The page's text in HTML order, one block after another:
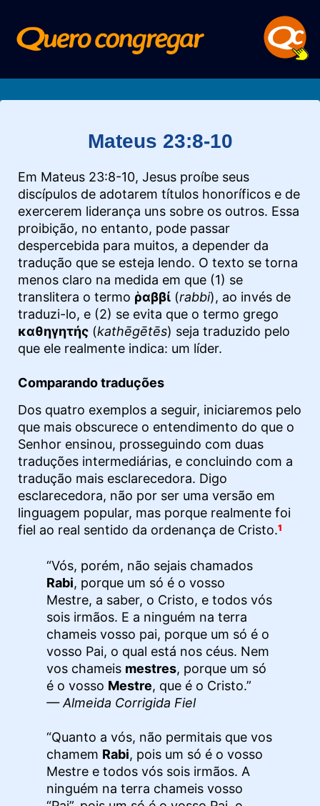
Mateus 23:8-10
Em Mateus 23:8-10, Jesus proíbe seus
discípulos de adotarem títulos honoríficos e de
exercerem liderança uns sobre os outros. Essa
proibição, no entanto, pode passar
despercebida para muitos, a depender da
tradução que se esteja lendo. O texto se torna
menos claro na medida em que (1) se
translitera o termo ῥαββί (rabbi), ao invés de
traduzi-lo, e (2) se evita que o termo grego
καθηγητής (kathēgētēs) seja traduzido pelo
que ele realmente indica: um líder.
Comparando traduções
Dos quatro exemplos a seguir, iniciaremos pelo
que mais obscurece o entendimento do que o
Senhor ensinou, prosseguindo com duas
traduções intermediárias, e concluindo com a
tradução mais esclarecedora. Digo
esclarecedora, não por ser uma versão em
linguagem popular, mas porque realmente foi
fiel ao real sentido da ordenança de Cristo.1
“Vós, porém, não sejais chamados
Rabi, porque um só é o vosso
Mestre, a saber, o Cristo, e todos vós
sois irmãos. E a ninguém na terra
chameis vosso pai, porque um só é o
vosso Pai, o qual está nos céus. Nem
vos chameis mestres, porque um só
é o vosso Mestre, que é o Cristo.”
— Almeida Corrigida Fiel
“Quanto a vós, não permitais que vos
chamem Rabi, pois um só é o vosso
Mestre e todos vós sois irmãos. A
ninguém na terra chameis vosso